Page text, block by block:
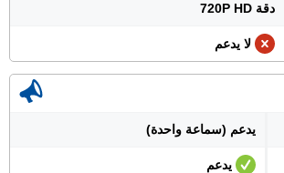
دقة 720P HD
لا يدعم
يدعم (سماعة واحدة)
يدعم